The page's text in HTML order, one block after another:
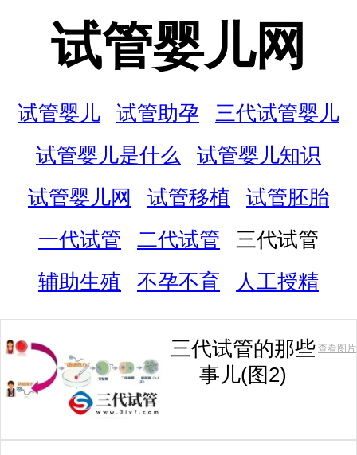
试管婴儿网
试管婴儿 试管助孕
三代试管婴儿
试管婴儿是什么
试管婴儿知识
试管婴儿网
试管移植
试管胚胎
一代试管
二代试管
三代试管
辅助生殖
不孕不育 人工授精
三代试管的那些
事儿(图2)
查看图片